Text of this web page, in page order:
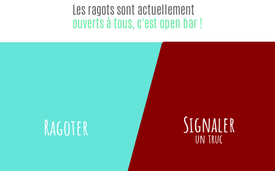
Ragoter
Les ragots sont actuellement
ouverts à tous, c'est open bar !
Signaler
un truc